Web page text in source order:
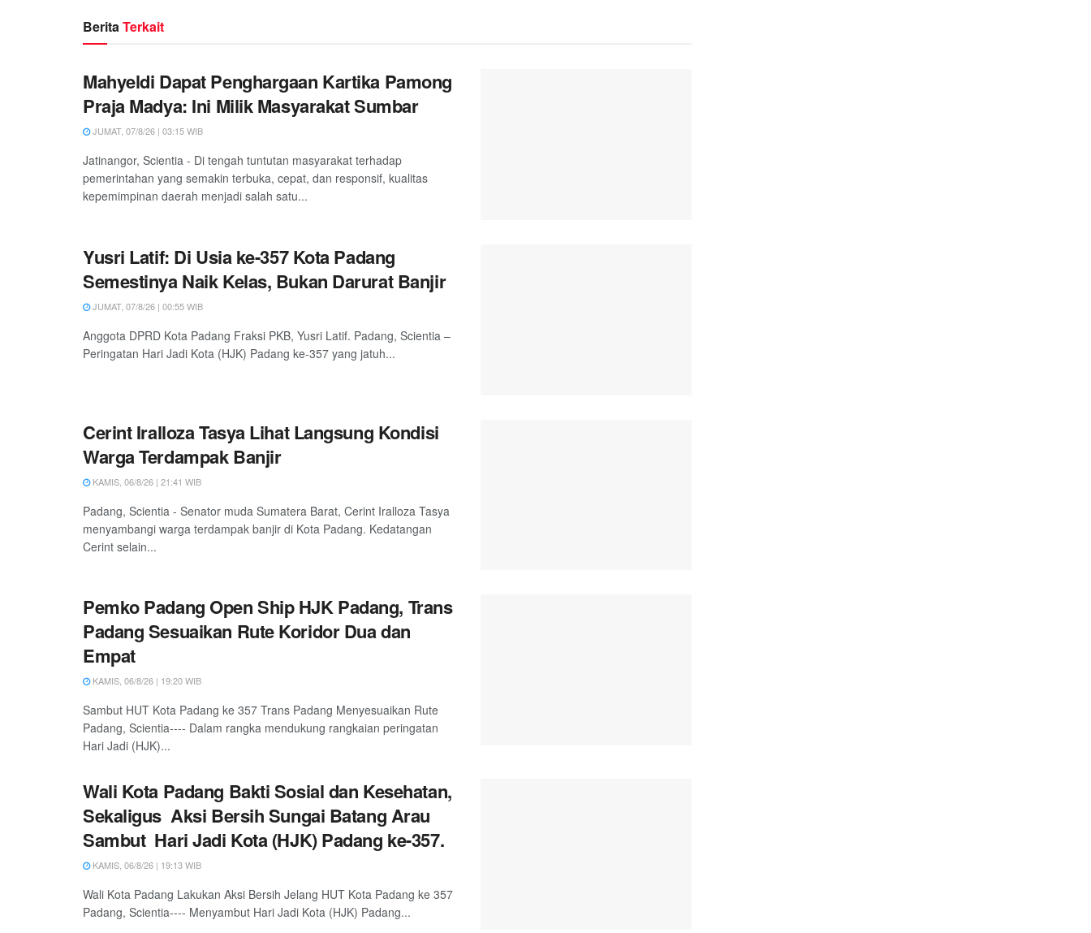
BeritaTerkait
Mahyeldi Dapat Penghargaan Kartika Pamong
Praja Madya: Ini Milik Masyarakat Sumbar
JUMAT, 07/8/26 | 03:15 WIB
Jatinangor, Scientia - Di tengah tuntutan masyarakat terhadap
pemerintahan yang semakin terbuka, cepat, dan responsif, kualitas
kepemimpinan daerah menjadi salah satu...
Yusri Latif: Di Usia ke-357 Kota Padang
Semestinya Naik Kelas, Bukan Darurat Banjir
JUMAT, 07/8/26 | 00:55 WIB
Anggota DPRD Kota Padang Fraksi PKB, Yusri Latif. Padang, Scientia –
Peringatan Hari Jadi Kota (HJK) Padang ke-357 yang jatuh...
Cerint Iralloza Tasya Lihat Langsung Kondisi
Warga Terdampak Banjir
KAMIS, 06/8/26 | 21:41 WIB
Padang, Scientia - Senator muda Sumatera Barat, Cerint Iralloza Tasya
menyambangi warga terdampak banjir di Kota Padang. Kedatangan
Cerint selain...
Pemko Padang Open Ship HJK Padang, Trans
Padang Sesuaikan Rute Koridor Dua dan
Empat
KAMIS, 06/8/26 | 19:20 WIB
Sambut HUT Kota Padang ke 357 Trans Padang Menyesuaikan Rute
Padang, Scientia---- Dalam rangka mendukung rangkaian peringatan
Hari Jadi (HJK)...
Wali Kota Padang Bakti Sosial dan Kesehatan,
Sekaligus Aksi Bersih Sungai Batang Arau
Sambut Hari Jadi Kota (HJK) Padang ke-357.
KAMIS, 06/8/26 | 19:13 WIB
Wali Kota Padang Lakukan Aksi Bersih Jelang HUT Kota Padang ke 357
Padang, Scientia---- Menyambut Hari Jadi Kota (HJK) Padang...